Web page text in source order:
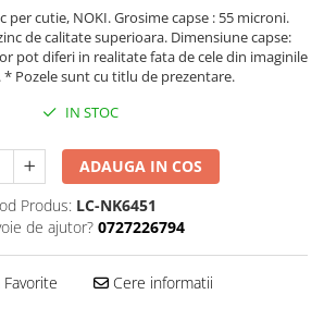
hartie
II, III
per cutie, NOKI. Grosime capse : 55 microni.
de calitate superioara. Dimensiune capse:
pot diferi in realitate fata de cele din imaginile
* Pozele sunt cu titlu de prezentare.
IN STOC
ADAUGA IN COS
Produs: LC-NK6451
de ajutor? 0727226794
Cere informatii